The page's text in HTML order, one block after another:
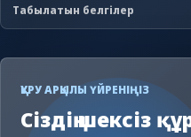
Табылатын белгілер
ҚҰРУ АРҚЫЛЫ ҮЙРЕНІҢІЗ
Сіздің шексіз